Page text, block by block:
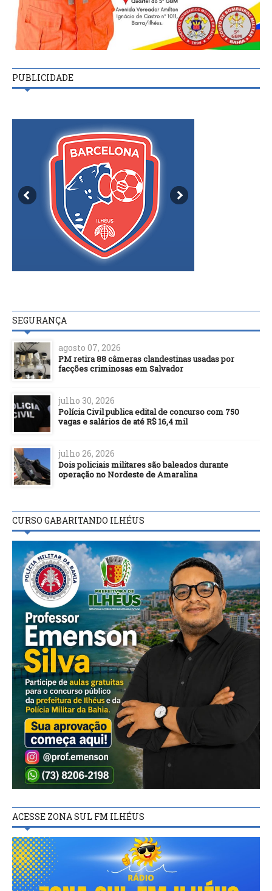
PUBLICIDADE
SEGURANÇA
agosto 07, 2026
PM retira 88 câmeras clandestinas usadas por
facções criminosas em Salvador
julho 30, 2026
Polícia Civil publica edital de concurso com 750
vagas e salários de até R$ 16,4 mil
julho 26, 2026
Dois policiais militares são baleados durante
operação no Nordeste de Amaralina
CURSO GABARITANDO ILHÉUS
ACESSE ZONA SUL FM ILHÉUS